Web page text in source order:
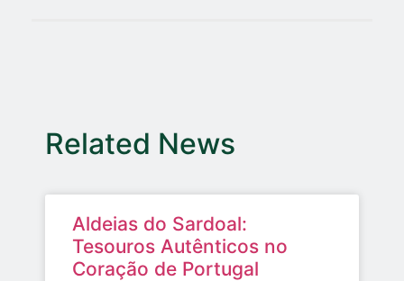
Related News
Aldeias do Sardoal:
Tesouros Autênticos no
Coração de Portugal